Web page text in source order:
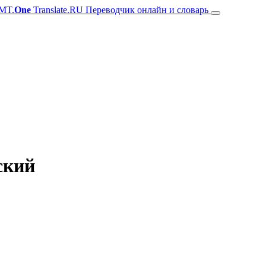
One Translate.RU Переводчик онлайн и словарь